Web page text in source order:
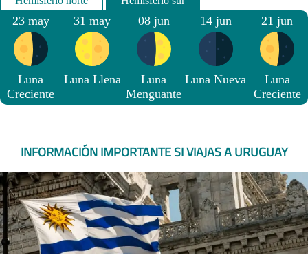
23 may
Luna
Creciente
31 may
Luna Llena
08 jun
Luna
Menguante
14 jun
Luna Nueva
21 jun
Luna
Creciente
INFORMACIÓN IMPORTANTE SI VIAJAS A URUGUAY